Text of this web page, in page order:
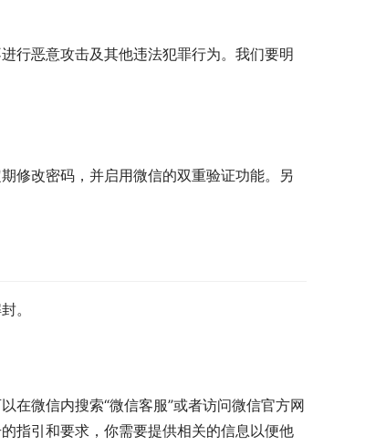
行恶意攻击及其他违法犯罪行为。我们要明
修改密码，并启用微信的双重验证功能。另
。
在微信内搜索“微信客服”或者访问微信官方网
指引和要求，你需要提供相关的信息以便他